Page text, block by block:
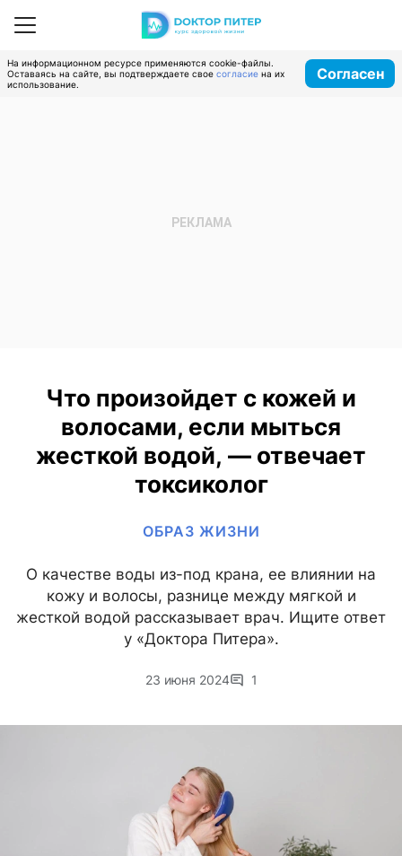
На информационном ресурсе применяются cookie-файлы.
Оставаясь на сайте, вы подтверждаете свое согласие на их
использование.
Согласен
Что произойдет с кожей и
волосами, если мыться
жесткой водой, — отвечает
токсиколог
ОБРАЗ ЖИЗНИ
О качестве воды из-под крана, ее влиянии на
кожу и волосы, разнице между мягкой и
жесткой водой рассказывает врач. Ищите ответ
у «Доктора Питера».
23 июня 2024 1